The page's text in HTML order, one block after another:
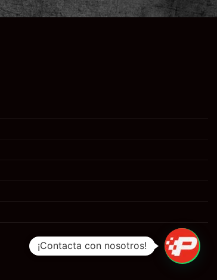
¡Contacta con nosotros!